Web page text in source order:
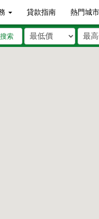
貸款指南 熱門城
搜索